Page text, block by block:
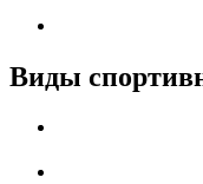
Виды